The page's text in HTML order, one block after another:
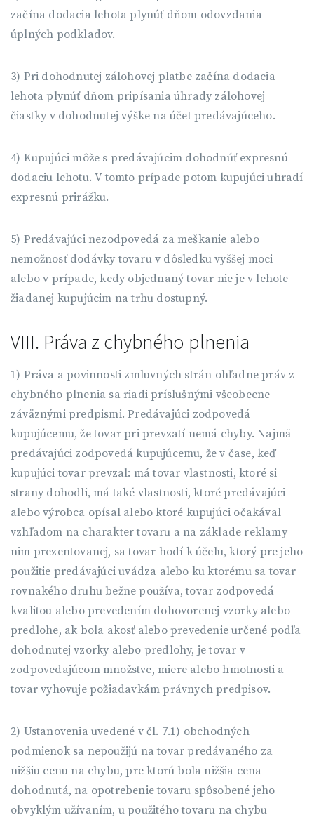
začína dodacia lehota plynúť dňom odovzdania
úplných podkladov.
3) Pri dohodnutej zálohovej platbe začína dodacia
lehota plynúť dňom pripísania úhrady zálohovej
čiastky v dohodnutej výške na účet predávajúceho.
4) Kupujúci môže s predávajúcim dohodnúť expresnú
dodaciu lehotu. V tomto prípade potom kupujúci uhradí
expresnú prirážku.
5) Predávajúci nezodpovedá za meškanie alebo
nemožnosť dodávky tovaru v dôsledku vyššej moci
alebo v prípade, kedy objednaný tovar nie je v lehote
žiadanej kupujúcim na trhu dostupný.
VIII. Práva z chybného plnenia
1) Práva a povinnosti zmluvných strán ohľadne práv z
chybného plnenia sa riadi príslušnými všeobecne
záväznými predpismi. Predávajúci zodpovedá
kupujúcemu, že tovar pri prevzatí nemá chyby. Najmä
predávajúci zodpovedá kupujúcemu, že v čase, keď
kupujúci tovar prevzal: má tovar vlastnosti, ktoré si
strany dohodli, má také vlastnosti, ktoré predávajúci
alebo výrobca opísal alebo ktoré kupujúci očakával
vzhľadom na charakter tovaru a na základe reklamy
nim prezentovanej, sa tovar hodí k účelu, ktorý pre jeho
použitie predávajúci uvádza alebo ku ktorému sa tovar
rovnakého druhu bežne používa, tovar zodpovedá
kvalitou alebo prevedením dohovorenej vzorky alebo
predlohe, ak bola akosť alebo prevedenie určené podľa
dohodnutej vzorky alebo predlohy, je tovar v
zodpovedajúcom množstve, miere alebo hmotnosti a
tovar vyhovuje požiadavkám právnych predpisov.
2) Ustanovenia uvedené v čl. 7.1) obchodných
podmienok sa nepoužijú na tovar predávaného za
nižšiu cenu na chybu, pre ktorú bola nižšia cena
dohodnutá, na opotrebenie tovaru spôsobené jeho
obvyklým užívaním, u použitého tovaru na chybu